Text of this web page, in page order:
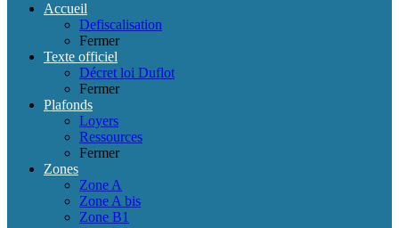
Accueil
Defiscalisation
Fermer
Texte officiel
Décret loi Duflot
Fermer
Plafonds
Loyers
Ressources
Fermer
Zones
Zone A
Zone A bis
Zone B1